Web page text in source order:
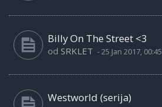
Billy On The Street <3
od SRKLET -25 Jan 2017, 00:45
Westworld (serija)